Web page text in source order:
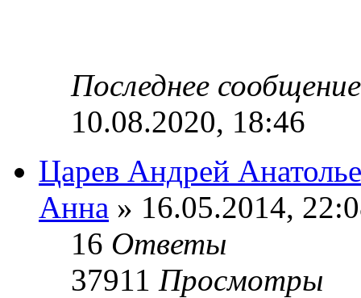
Последнее
10.08.2020, 18:46
Царев Андрей
Анна » 16.05.2014,
16 Ответы
37911 Просмотры